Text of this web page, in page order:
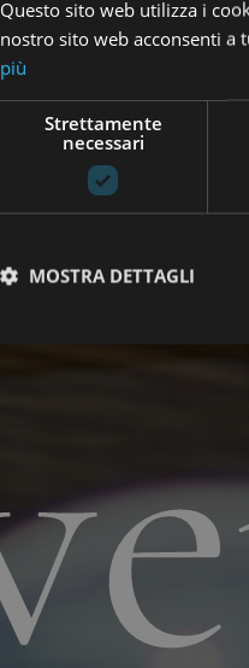
Questo sito web utilizza i
nostro sito web acconsenti a
più
Strettamente
necessari
MOSTRA DETTAGLI